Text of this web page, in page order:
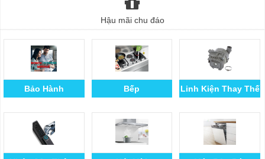
Hậu mãi chu đáo
Bảo Hành Bếp Linh Kiện Thay Thế